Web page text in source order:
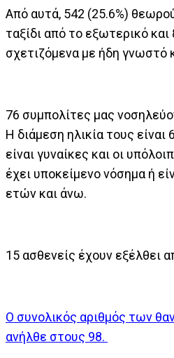
Από αυτά, 542 (25.6%)
ταξίδι από το εξωτερικό και
σχετιζόμενα με ήδη γνωστό
76 συμπολίτες μας
Η διάμεση ηλικία τους
είναι γυναίκες και οι
έχει υποκείμενο νόσημα ή
ετών και άνω.
15 ασθενείς έχουν εξέλθει
Ο συνολικός αριθμός των
ανήλθε στους 98.